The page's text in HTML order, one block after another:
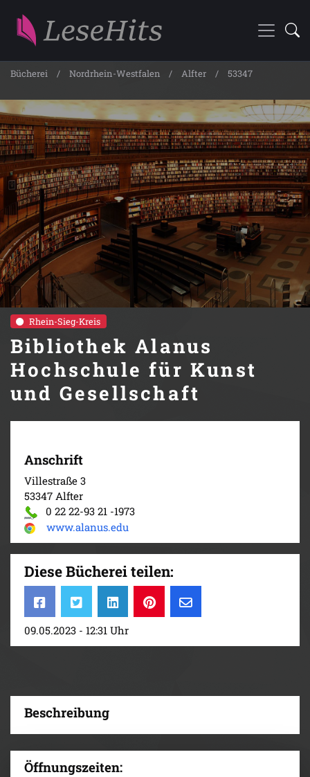
Bücherei Nordrhein-Westfalen Alfter 53347
Rhein-Sieg-Kreis
Bibliothek Alanus
Hochschule für Kunst
und Gesellschaft
Anschrift
Villestraße 3
53347 Alfter
0 22 22-93 21 -1973
www.alanus.edu
Diese Bücherei teilen:
09.05.2023 - 12:31 Uhr
Beschreibung
Öffnungszeiten: